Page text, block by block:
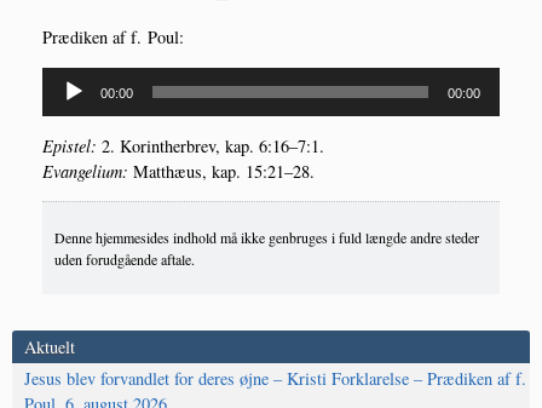
Præ­di­ken af f. Poul:
Lydafspiller
00:00 00:00
Epi­stel: 2. Kor­int­her­brev, kap. 6:16–7:1.
Evan­ge­li­um: Mat­t­hæus, kap. 15:21–28.
Denne hjemmesides indhold må ikke genbruges i fuld længde andre steder
uden forudgående aftale.
Aktuelt
Jesus blev forvandlet for deres øjne – Kristi Forklarelse – Prædiken af f.